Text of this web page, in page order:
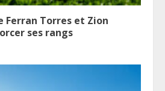
Ferran Torres et Zion
ses rangs